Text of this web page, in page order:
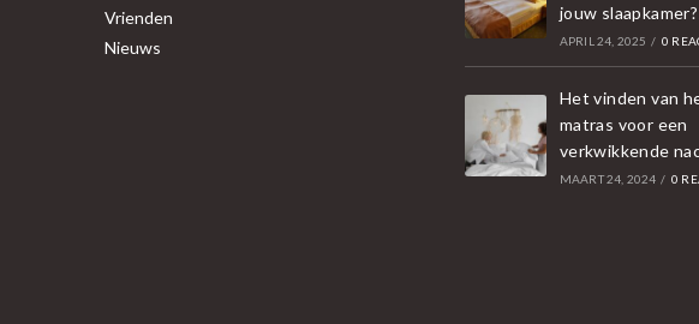
Vrienden
Nieuws
jouw slaapkamer?
APRIL 24, 2025 / 0
Het vinden van
matras voor een
verkwikkende
MAART 24, 2024 / 0